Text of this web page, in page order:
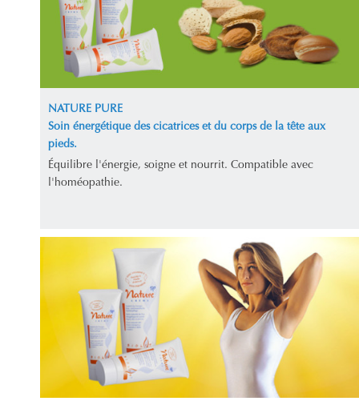
NATURE PURE
Soin énergétique des cicatrices et du corps de la tête aux
pieds.
Équilibre l'énergie, soigne et nourrit. Compatible avec
l'homéopathie.